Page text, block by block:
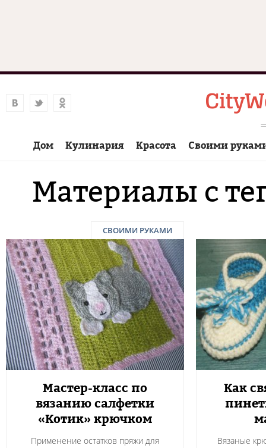
Дом Кулинария Красота Своими
Материалы с
СВОИМИ РУКАМИ
Мастер-класс по
вязанию салфетки
«Котик» крючком
Применение остатков пряжи для
Как
Вязаные
Страницы